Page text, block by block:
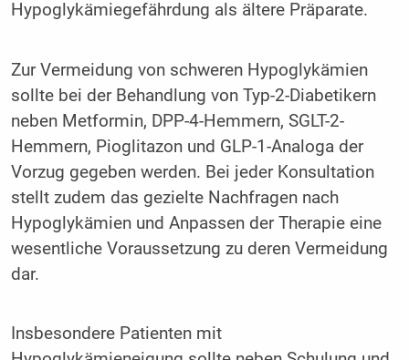
Hypoglykämiegefährdung als ältere Präparate.
Zur Vermeidung von schweren Hypoglykämien
sollte bei der Behandlung von Typ-2-Diabetikern
neben Metformin, DPP-4-Hemmern, SGLT-2-
Hemmern, Pioglitazon und GLP-1-Analoga der
Vorzug gegeben werden. Bei jeder Konsultation
stellt zudem das gezielte Nachfragen nach
Hypoglykämien und Anpassen der Therapie eine
wesentliche Voraussetzung zu deren Vermeidung
dar.
Insbesondere Patienten mit